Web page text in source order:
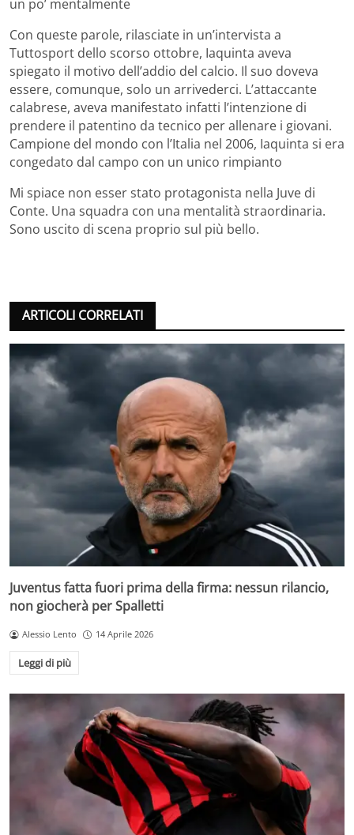
un po’ mentalmente
Con queste parole, rilasciate in un’intervista a
Tuttosport dello scorso ottobre, Iaquinta aveva
spiegato il motivo dell’addio del calcio. Il suo doveva
essere, comunque, solo un arrivederci. L’attaccante
calabrese, aveva manifestato infatti l’intenzione di
prendere il patentino da tecnico per allenare i giovani.
Campione del mondo con l’Italia nel 2006, Iaquinta si era
congedato dal campo con un unico rimpianto
Mi spiace non esser stato protagonista nella Juve di
Conte. Una squadra con una mentalità straordinaria.
Sono uscito di scena proprio sul più bello.
ARTICOLI CORRELATI
Juventus fatta fuori prima della firma: nessun rilancio,
non giocherà per Spalletti
Alessio Lento 14 Aprile 2026
Leggi di più